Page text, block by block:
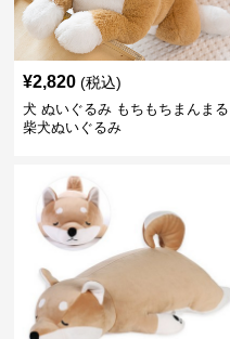
¥2,820 (税込)
犬 ぬいぐるみ もちもちまんまる
柴犬ぬいぐるみ